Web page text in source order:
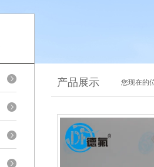
产品展示 您现在的